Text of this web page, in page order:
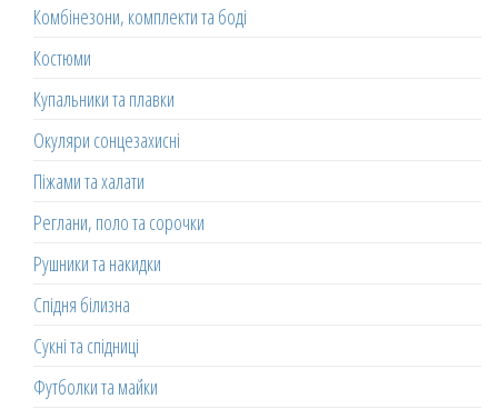
Комбінезони, комплекти та боді
Костюми
Купальники та плавки
Окуляри сонцезахисні
Піжами та халати
Реглани, поло та сорочки
Рушники та накидки
Спідня білизна
Сукні та спідниці
Футболки та майки